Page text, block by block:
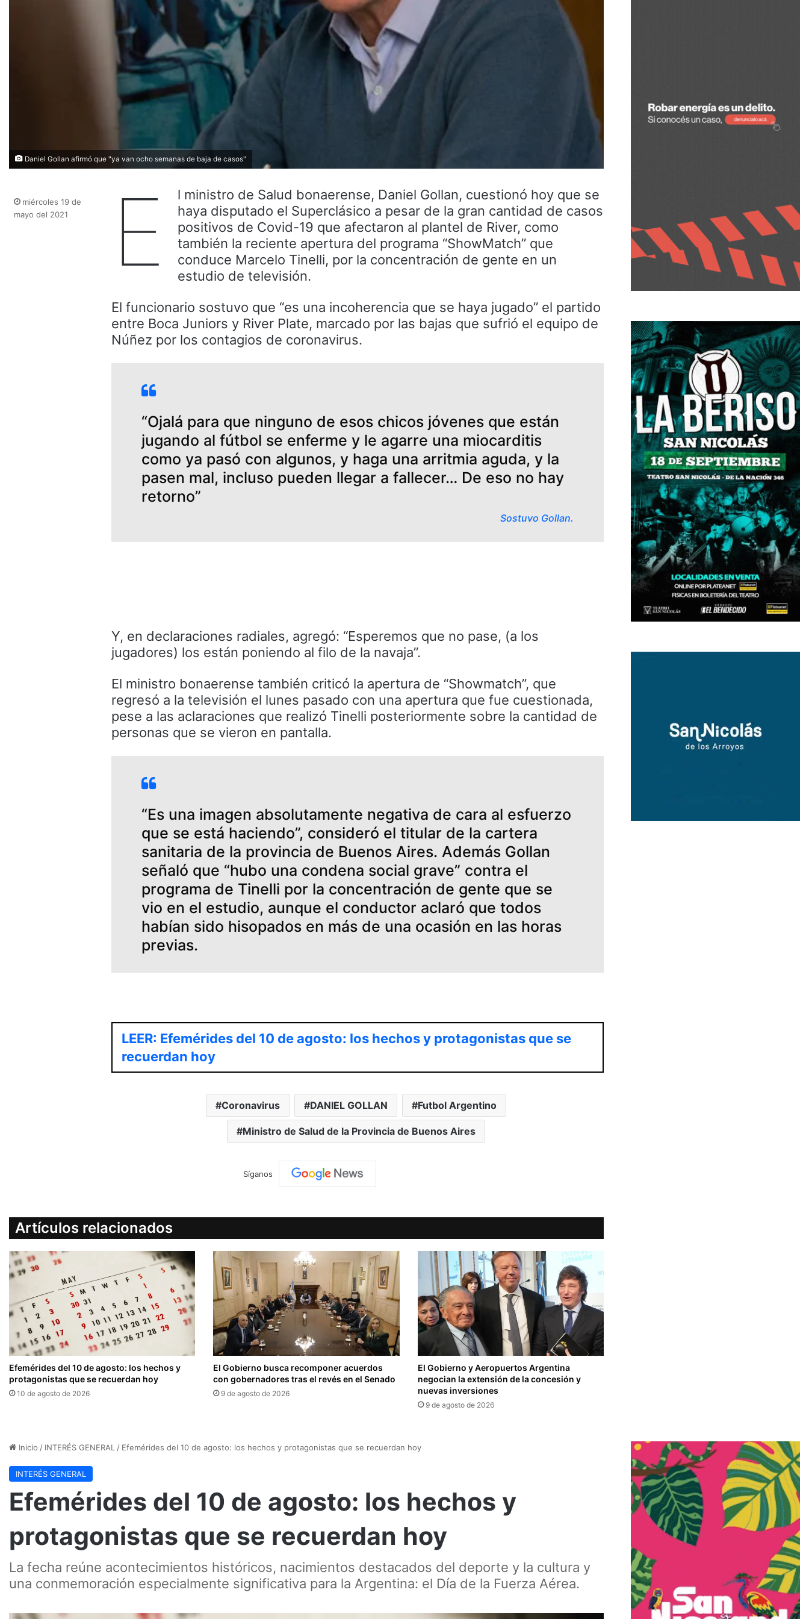
Daniel Gollan afirmó que "ya van ocho semanas de baja de casos"
E
l ministro de Salud bonaerense, Daniel Gollan, cuestionó hoy que se
haya disputado el Superclásico a pesar de la gran cantidad de casos
positivos de Covid-19 que afectaron al plantel de River, como
también la reciente apertura del programa “ShowMatch” que
conduce Marcelo Tinelli, por la concentración de gente en un
estudio de televisión.
El funcionario sostuvo que “es una incoherencia que se haya jugado” el partido
entre Boca Juniors y River Plate, marcado por las bajas que sufrió el equipo de
Núñez por los contagios de coronavirus.
“Ojalá para que ninguno de esos chicos jóvenes que están
jugando al fútbol se enferme y le agarre una miocarditis
como ya pasó con algunos, y haga una arritmia aguda, y la
pasen mal, incluso pueden llegar a fallecer… De eso no hay
retorno”
Sostuvo Gollan.
Y, en declaraciones radiales, agregó: “Esperemos que no pase, (a los
jugadores) los están poniendo al filo de la navaja”.
El ministro bonaerense también criticó la apertura de “Showmatch”, que
regresó a la televisión el lunes pasado con una apertura que fue cuestionada,
pese a las aclaraciones que realizó Tinelli posteriormente sobre la cantidad de
personas que se vieron en pantalla.
“Es una imagen absolutamente negativa de cara al esfuerzo
que se está haciendo”, consideró el titular de la cartera
sanitaria de la provincia de Buenos Aires. Además Gollan
señaló que “hubo una condena social grave” contra el
programa de Tinelli por la concentración de gente que se
vio en el estudio, aunque el conductor aclaró que todos
habían sido hisopados en más de una ocasión en las horas
previas.
LEER: Efemérides del 10 de agosto: los hechos y protagonistas que se
recuerdan hoy
Coronavirus DANIEL GOLLAN Futbol Argentino
Ministro de Salud de la Provincia de Buenos Aires
miércoles 19 de
mayo del 2021
Síganos
Artículos relacionados
Efemérides del 10 de agosto: los hechos y
protagonistas que se recuerdan hoy
10 de agosto de 2026
El Gobierno busca recomponer acuerdos
con gobernadores tras el revés en el Senado
9 de agosto de 2026
El Gobierno y Aeropuertos Argentina
negocian la extensión de la concesión y
nuevas inversiones
9 de agosto de 2026